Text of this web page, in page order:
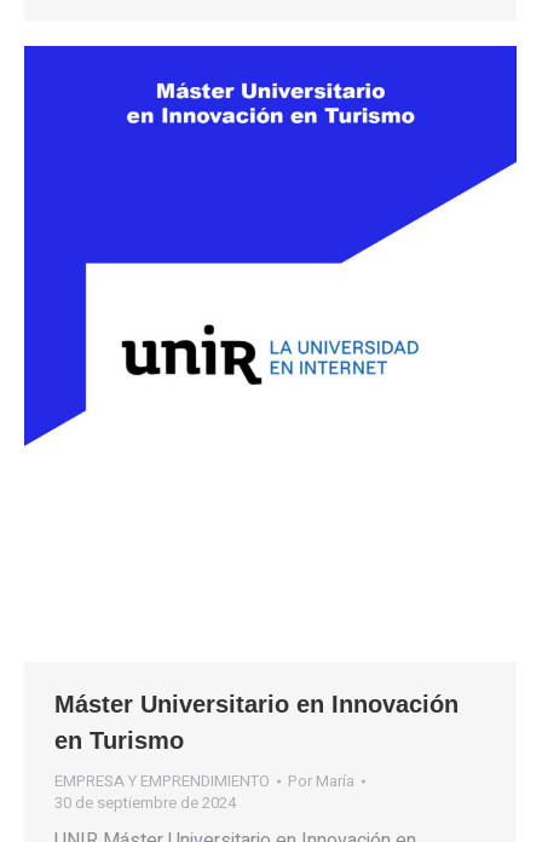
Máster Universitario en Innovación
en Turismo
EMPRESA Y EMPRENDIMIENTO Por María
30 de septiembre de 2024